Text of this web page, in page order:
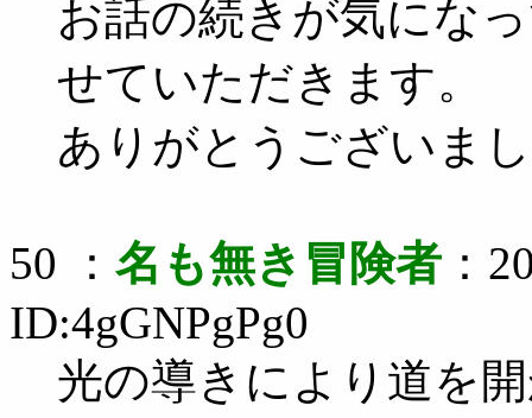
お話の続きが気にな
せていただきます。
ありがとうございま
50 ： 名も無き冒険者 ：
ID:4gGNPgPg0
光の導きにより道を